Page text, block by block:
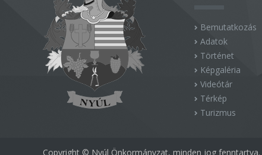
Bemutatkozás
Adatok
Történet
Képgaléria
Videótár
Térkép
Turizmus
Copyright © Nyúl Önkormányzat, minden jog fenntartva.